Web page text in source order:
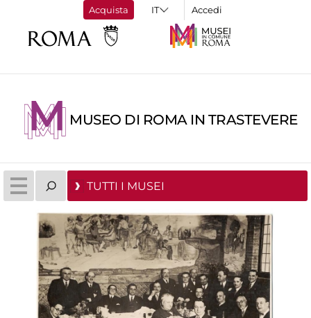
Acquista Accedi
MUSEO DI ROMA IN TRASTEVERE
TUTTI I MUSEI